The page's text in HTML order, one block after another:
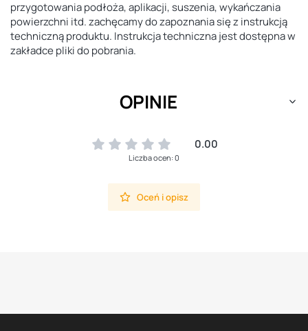
przygotowania podłoża, aplikacji, suszenia, wykańczania
powierzchni itd. zachęcamy do zapoznania się z instrukcją
techniczną produktu. Instrukcja techniczna jest dostępna w
zakładce pliki do pobrania.
OPINIE
0.00
Liczba ocen: 0
Oceń i opisz